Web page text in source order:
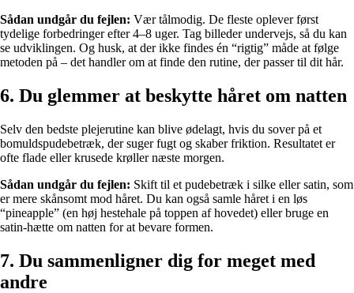
Sådan undgår du fejlen: Vær tålmodig. De fleste oplever først
tydelige forbedringer efter 4–8 uger. Tag billeder undervejs, så du kan
se udviklingen. Og husk, at der ikke findes én “rigtig” måde at følge
metoden på – det handler om at finde den rutine, der passer til dit hår.
6. Du glemmer at beskytte håret om natten
Selv den bedste plejerutine kan blive ødelagt, hvis du sover på et
bomuldspudebetræk, der suger fugt og skaber friktion. Resultatet er
ofte flade eller krusede krøller næste morgen.
Sådan undgår du fejlen: Skift til et pudebetræk i silke eller satin, som
er mere skånsomt mod håret. Du kan også samle håret i en løs
“pineapple” (en høj hestehale på toppen af hovedet) eller bruge en
satin-hætte om natten for at bevare formen.
7. Du sammenligner dig for meget med
andre